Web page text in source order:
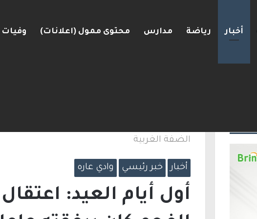
أخبار رياضة مدارس محتوى ممول (اعلانات) وفيات
الضفة الغربية
أخبار خبر رئيسي وادي عاره
أول أيام العيد: